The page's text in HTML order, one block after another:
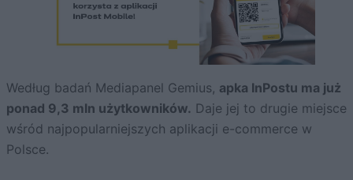
Według badań Mediapanel Gemius, apka InPostu ma już
ponad 9,3 mln użytkowników. Daje jej to drugie miejsce
wśród najpopularniejszych aplikacji e-commerce w
Polsce.